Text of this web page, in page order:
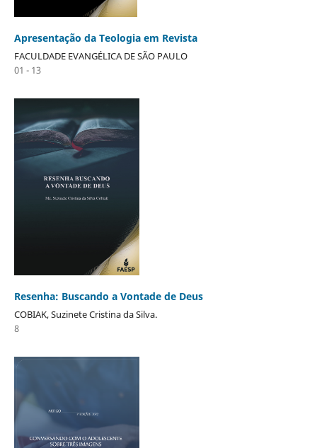
Apresentação da Teologia em Revista
FACULDADE EVANGÉLICA DE SÃO PAULO
01 - 13
Resenha: Buscando a Vontade de Deus
COBIAK, Suzinete Cristina da Silva.
8